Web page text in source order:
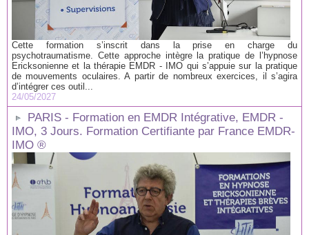
Cette formation s’inscrit dans la prise en charge du
psychotraumatisme. Cette approche intègre la pratique de l’hypnose
Ericksonienne et la thérapie EMDR - IMO qui s’appuie sur la pratique
de mouvements oculaires. A partir de nombreux exercices, il s’agira
d’intégrer ces outil...
24/05/2027
PARIS - Formation en EMDR Intégrative, EMDR -
IMO, 3 Jours. Formation Certifiante par France EMDR-
IMO ®